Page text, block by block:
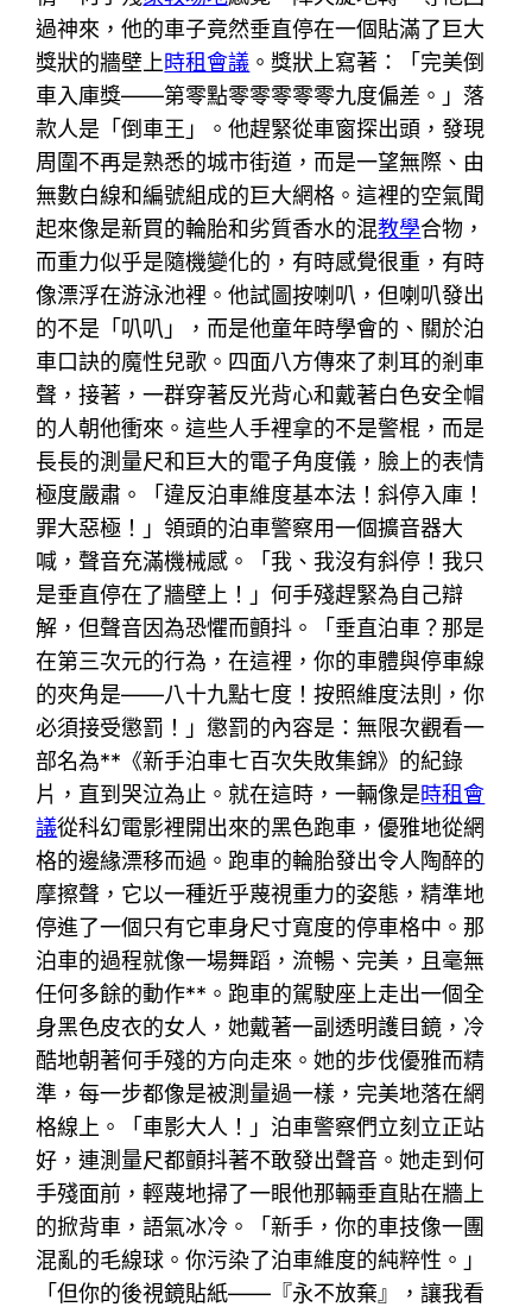
過神來，他的車子竟然垂直停在一個貼滿了巨大
獎狀的牆壁上時租會議 。獎狀上寫著：「完美倒
車入庫獎——第零點零零零零零九度偏差。」落
款人是「倒車王」。他趕緊從車窗探出頭，發現
周圍不再是熟悉的城市街道，而是一望無際、由
無數白線和編號組成的巨大網格。這裡的空氣聞
起來像是新買的輪胎和劣質香水的混教學合物，
而重力似乎是隨機變化的，有時感覺很重，有時
像漂浮在游泳池裡。他試圖按喇叭，但喇叭發出
的不是「叭叭」，而是他童年時學會的、關於泊
車口訣的魔性兒歌。四面八方傳來了刺耳的剎車
聲，接著，一群穿著反光背心和戴著白色安全帽
的人朝他衝來。這些人手裡拿的不是警棍，而是
長長的測量尺和巨大的電子角度儀，臉上的表情
極度嚴肅。「違反泊車維度基本法！斜停入庫！
罪大惡極！」領頭的泊車警察用一個擴音器大
喊，聲音充滿機械感。「我、我沒有斜停！我只
是垂直停在了牆壁上！」何手殘趕緊為自己辯
解，但聲音因為恐懼而顫抖。「垂直泊車？那是
在第三次元的行為，在這裡，你的車體與停車線
的夾角是——八十九點七度！按照維度法則，你
必須接受懲罰！」懲罰的內容是：無限次觀看一
部名為**《新手泊車七百次失敗集錦》的紀錄
片，直到哭泣為止。就在這時，一輛像是時租會
議從科幻電影裡開出來的黑色跑車，優雅地從網
格的邊緣漂移而過。跑車的輪胎發出令人陶醉的
摩擦聲，它以一種近乎蔑視重力的姿態，精準地
停進了一個只有它車身尺寸寬度的停車格中。那
泊車的過程就像一場舞蹈，流暢、完美，且毫無
任何多餘的動作**。跑車的駕駛座上走出一個全
身黑色皮衣的女人，她戴著一副透明護目鏡，冷
酷地朝著何手殘的方向走來。她的步伐優雅而精
準，每一步都像是被測量過一樣，完美地落在網
格線上。「車影大人！」泊車警察們立刻立正站
好，連測量尺都顫抖著不敢發出聲音。她走到何
手殘面前，輕蔑地掃了一眼他那輛垂直貼在牆上
的掀背車，語氣冰冷。「新手，你的車技像一團
混亂的毛線球。你污染了泊車維度的純粹性。」
「但你的後視鏡貼紙——『永不放棄』，讓我看